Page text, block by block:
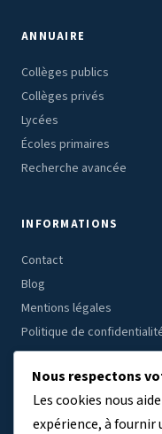
ANNUAIRE
Collèges publics
Collèges privés
Lycées
Écoles primaires
Recherche avancée
INFORMATIONS
Contact
Blog
Mentions légales
Politique de
ÉTABLISSEMENTS PAR
Nous respectons
Les cookies nous
expérience, à fournir